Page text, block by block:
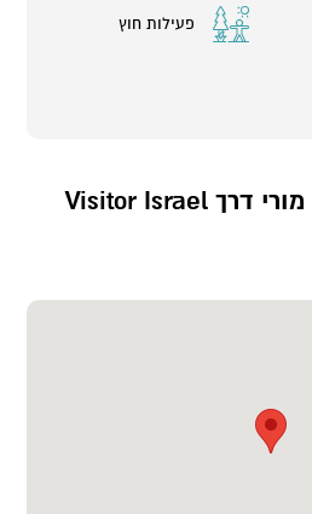
פעילות חוץ
מורי דרך Visitor Israel